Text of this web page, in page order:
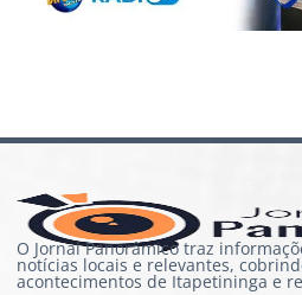
O Jornal Panorâmico traz
notícias locais e relevantes,
acontecimentos de Itapetininga e